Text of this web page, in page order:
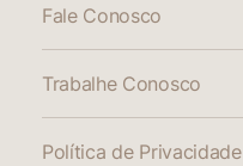
Fale Conosco
Trabalhe Conosco
Política de Privacidade